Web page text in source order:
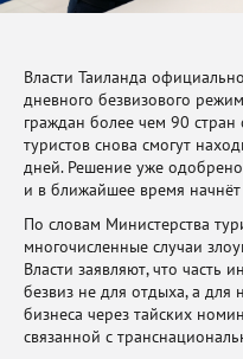
Власти Таиланда
дневного безвизового
граждан более чем 90 стран
туристов снова смогут
дней. Решение уже
и в ближайшее время
По словам Министерства
многочисленные случаи
Власти заявляют, что часть
безвиз не для отдыха, а для
бизнеса через тайских
связанной с